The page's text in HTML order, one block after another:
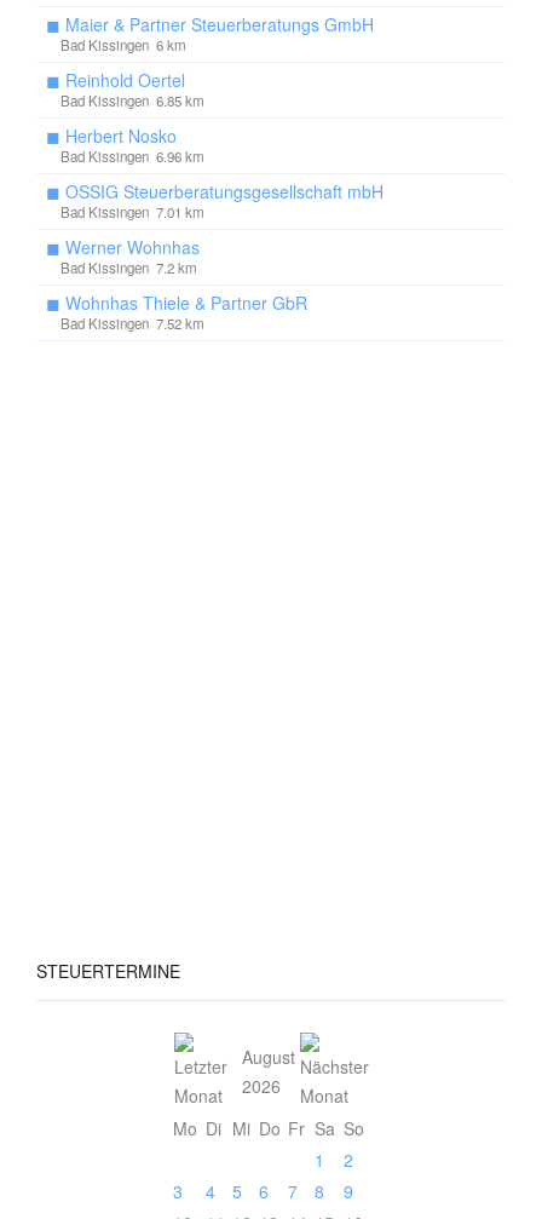
◼ Maier & Partner Steuerberatungs GmbH
Bad Kissingen 6 km
◼ Reinhold Oertel
Bad Kissingen 6.85 km
◼ Herbert Nosko
Bad Kissingen 6.96 km
◼ OSSIG Steuerberatungsgesellschaft mbH
Bad Kissingen 7.01 km
◼ Werner Wohnhas
Bad Kissingen 7.2 km
◼ Wohnhas Thiele & Partner GbR
Bad Kissingen 7.52 km
STEUERTERMINE
August
2026
Mo Di Mi Do Fr Sa So
1
2
3
4 5 6 7 8
9